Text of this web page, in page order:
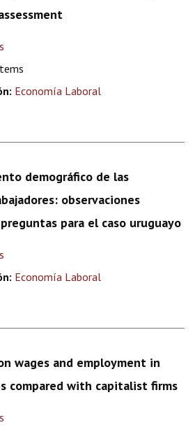
Economía Laboral
demográfico de las
observaciones
para el caso uruguayo
Economía Laboral
wages and employment in
compared with capitalist firms